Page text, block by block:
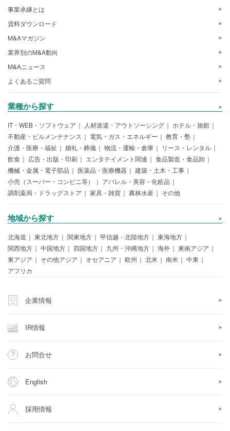
事業承継とは
資料ダウンロード
M&Aマガジン
業界別のM&A動向
M&Aニュース
よくあるご質問
業種から探す
IT・WEB・ソフトウェア 人材派遣・アウトソーシング
ホテル・旅館
不動産・ビルメンテナンス
電気・ガス・エネルギー
教育・塾
介護・医療・福祉
婚礼・葬儀 物流・運輸・倉庫
リース・レンタル
飲食
広告・出版・印刷 エンタテイメント関連
食品製造・食品卸
機械・金属・電子部品
医薬品・医療機器
建築・土木・工事
小売（スーパー・コンビニ等）
アパレル・美容・化粧品
調剤薬局・ドラッグストア
家具・雑貨 農林水産 その他
地域から探す
北海道 東北地方 関東地方 甲信越・北陸地方
東海地方
関西地方
中国地方 四国地方 九州・沖縄地方 海外
東南アジア
東アジア
その他アジア オセアニア 欧州 北米 南米
中東
アフリカ
企業情報
IR情報
お問合せ
English
採用情報